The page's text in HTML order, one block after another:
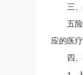
三
五
应的医
四